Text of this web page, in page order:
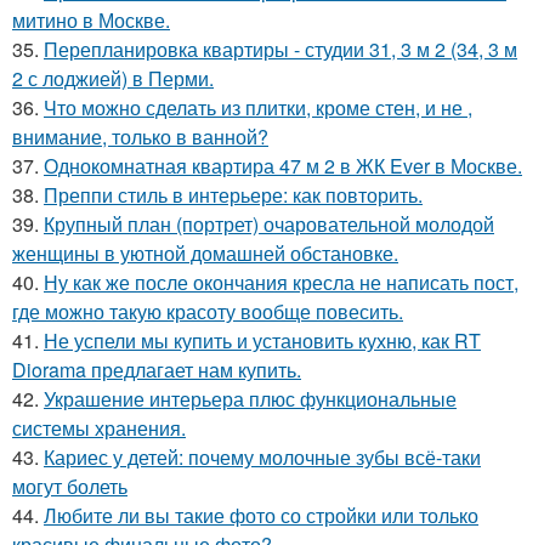
митино в Москве.
35. Перепланировка квартиры - студии 31, 3 м 2 (34, 3 м
2 с лоджией) в Перми.
36. Что можно сделать из плитки, кроме стен, и не ,
внимание, только в ванной?
37. Однокомнатная квартира 47 м 2 в ЖК Ever в Москве.
38. Преппи стиль в интерьере: как повторить.
39. Крупный план (портрет) очаровательной молодой
женщины в уютной домашней обстановке.
40. Ну как же после окончания кресла не написать пост,
где можно такую красоту вообще повесить.
41. Не успели мы купить и установить кухню, как RT
Diorama предлагает нам купить.
42. Украшение интерьера плюс функциональные
системы хранения.
43. Кариес у детей: почему молочные зубы всё-таки
могут болеть
44. Любите ли вы такие фото со стройки или только